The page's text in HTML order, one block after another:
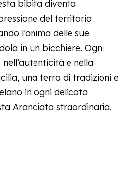
bibita diventa
del territorio
l’anima delle sue
in un bicchiere. Ogni
e nella
una terra di tradizioni e
in ogni delicata
Aranciata straordinaria.